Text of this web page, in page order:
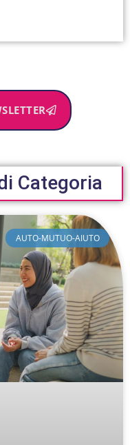
Categoria
AUTO-MUTUO-AIUTO